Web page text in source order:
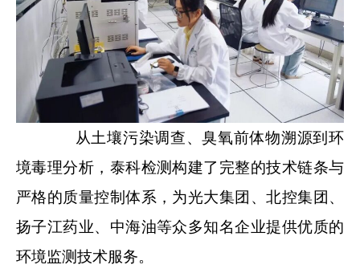
从土壤污染调查、臭氧前体物溯源到环
境毒理分析，泰科检测构建了完整的技术链条与
严格的质量控制体系，为光大集团、北控集团、
扬子江药业、中海油等众多知名企业提供优质的
环境监测技术服务。